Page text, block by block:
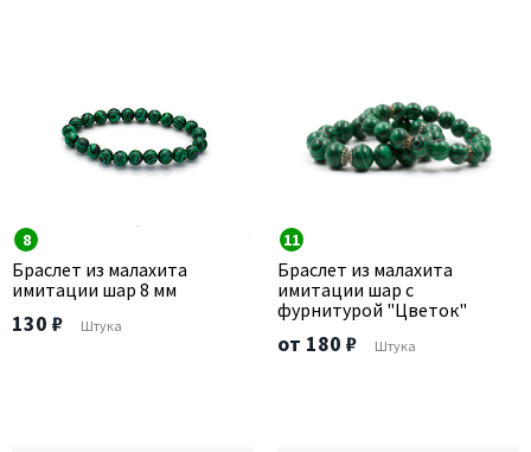
8
Браслет из малахита
имитации шар 8 мм
130 ₽ Штука
11
Браслет из малахита
имитации шар с
фурнитурой "Цветок"
от 180 ₽ Штука